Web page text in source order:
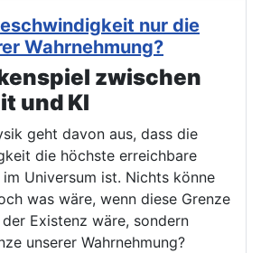
nur die
Wahrnehmung?
zwischen
und KI
geht davon aus, dass die
die höchste erreichbare
Universum ist. Nichts könne
was wäre, wenn diese Grenze
Existenz wäre, sondern
unserer Wahrnehmung?